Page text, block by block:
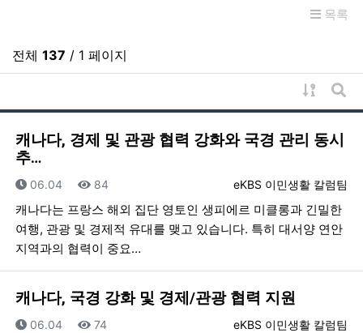
목록
전체 137 / 1 페이지
게시물
게
캐나다, 경제 및 관광 협력 강화와 국경 관리 동시
추…
등록자
eKBS 이민생활 칼럼팀
등록일
06.04 조회
84
캐나다는 프랑스 해외 집단 영토인 생피에르 미클롱과 긴밀한
여행, 관광 및 경제적 유대를 맺고 있습니다. 특히 대서양 연안
지역과의 협력이 중요…
캐나다, 국경 강화 및 경제/관광 협력 지원
등록자
eKBS 이민생활 칼럼팀
등록일
06.04 조회
74